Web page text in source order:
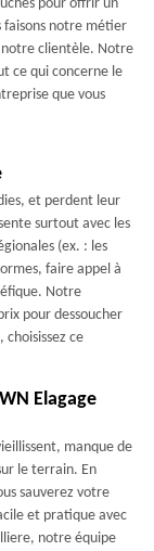
pour offrir un
faisons notre métier
clientèle. Notre
ce qui concerne le
que vous
et perdent leur
surtout avec les
(ex. : les
faire appel à
Notre
pour dessoucher
ce
Elagage
manque de
le terrain. En
sauverez votre
et pratique avec
notre équipe